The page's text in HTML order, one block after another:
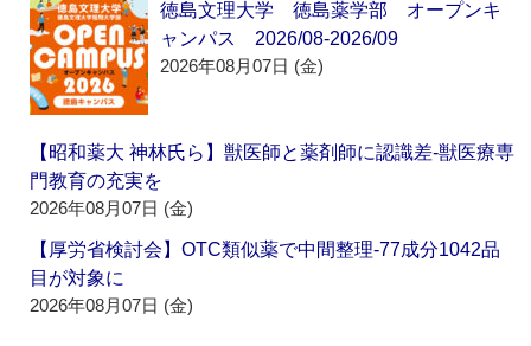
徳島文理大学 徳島薬学部 オープンキ
ャンパス 2026/08-2026/09
2026年08月07日 (金)
【昭和薬大 神林氏ら】獣医師と薬剤師に認識差‐獣医療専
門教育の充実を
2026年08月07日 (金)
【厚労省検討会】OTC類似薬で中間整理‐77成分1042品
目が対象に
2026年08月07日 (金)